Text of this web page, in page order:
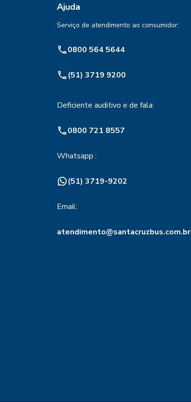
Ajuda
Serviço de atendimento ao consumidor:
0800 564 5644
(51) 3719 9200
Deficiente auditivo e de fala:
0800 721 8557
Whatsapp :
(51) 3719-9202
Email:
atendimento@santacruzbus.com.br